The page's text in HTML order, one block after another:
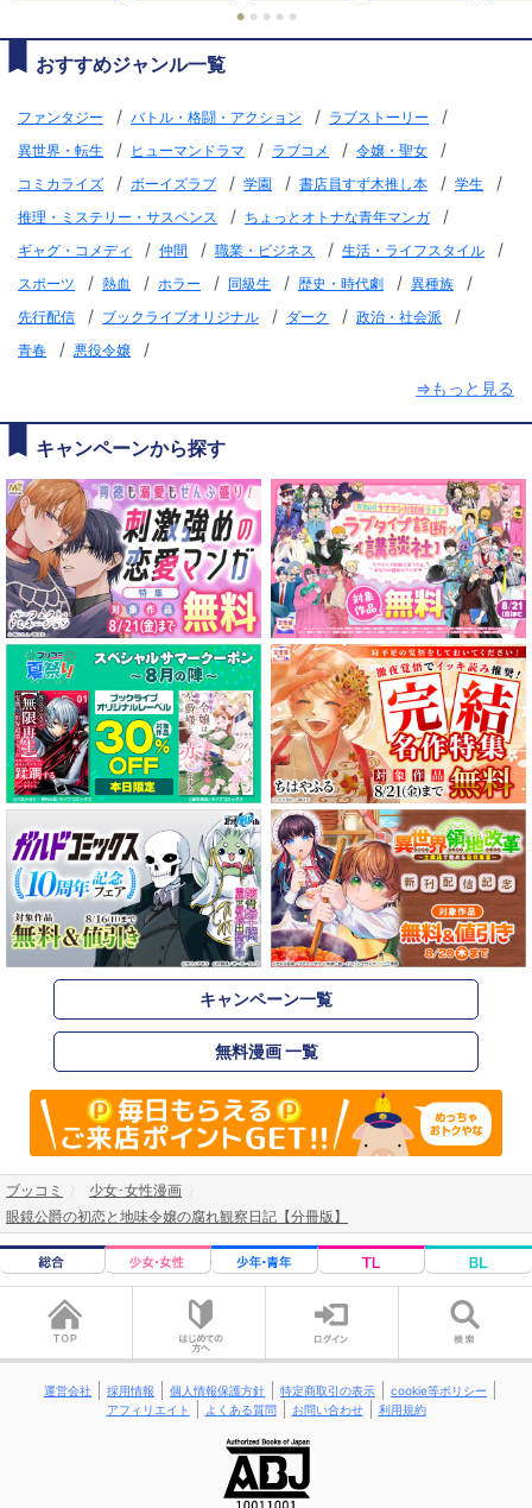
● ● ● ● ●
おすすめジャンル一覧
ファンタジー / バトル・格闘・アクション / ラブストーリー /
異世界・転生 / ヒューマンドラマ / ラブコメ / 令嬢・聖女 /
コミカライズ / ボーイズラブ / 学園 / 書店員すず木推し本 / 学生 /
推理・ミステリー・サスペンス / ちょっとオトナな青年マンガ /
ギャグ・コメディ / 仲間 / 職業・ビジネス / 生活・ライフスタイル /
スポーツ / 熱血 / ホラー / 同級生 / 歴史・時代劇 / 異種族 /
先行配信 / ブックライブオリジナル / ダーク / 政治・社会派 /
青春 / 悪役令嬢
/
⇒もっと見る
キャンペーンから探す
キャンペーン一覧
無料漫画 一覧
ブッコミ
少女･女性漫画
眼鏡公爵の初恋と地味令嬢の腐れ観察日記【分冊版】
運営会社 採用情報 個人情報保護方針 特定商取引の表示
cookie等ポリシー
アフィリエイト
よくある質問 お問い合わせ 利用規約